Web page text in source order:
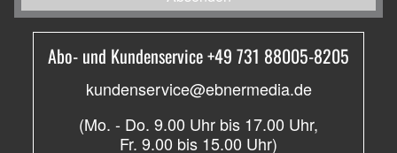
Abo- und Kundenservice +49 731 88005-8205
kundenservice@ebnermedia.de
(Mo. - Do. 9.00 Uhr bis 17.00 Uhr,
Fr. 9.00 bis 15.00 Uhr)